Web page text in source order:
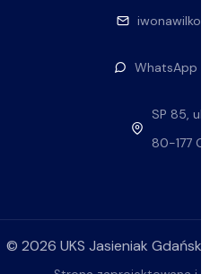
WhatsApp —
SP 85, ul.
80-177
© 2026 UKS Jasieniak